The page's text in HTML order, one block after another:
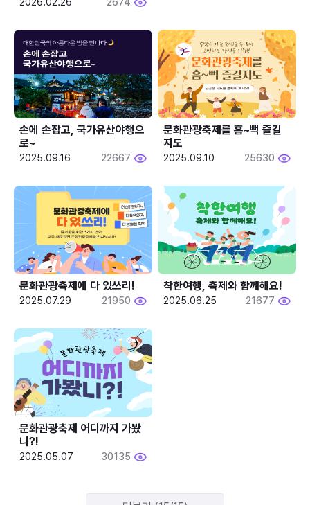
손에 손잡고, 국가유산야행으
로~
2025.09.16 22667
문화관광축제를 흠~뻑 즐길
지도
2025.09.10 25630
문화관광축제에 다 있쓰리!
2025.07.29 21950
착한여행, 축제와 함께해요!
2025.06.25 21677
문화관광축제 어디까지 가봤
니?!
2025.05.07 30135